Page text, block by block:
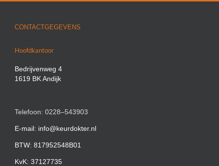
CONTACTGEGEVENS
Hoofdkantoor
Bedrijvenweg 4
1619 BK Andijk
Telefoon: 0228–543903
E-mail: info@keurdokter.nl
BTW: 817952548B01
KvK: 37127735